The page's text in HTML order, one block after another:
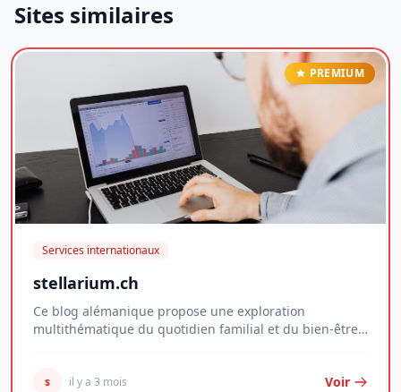
Sites similaires
PREMIUM
Services internationaux
stellarium.ch
Ce blog alémanique propose une exploration
multithématique du quotidien familial et du bien-être
s il y a 3 mois Voir